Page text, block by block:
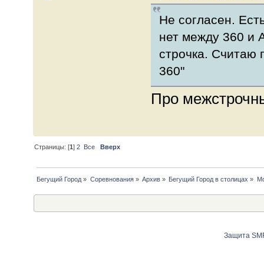
Не согласен.
нет между 360 и
строчка. Считаю
360"
Про
Страницы: [1]2 Все Вверх
Бегущий Город » Соревнования» Архив » Бегущий Город в столицах »
Защита